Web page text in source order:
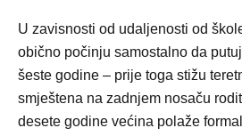
U zavisnosti od udaljenosti od
obično počinju samostalno da
šeste godine – prije toga stižu
smještena na zadnjem nosaču
desete godine većina polaže